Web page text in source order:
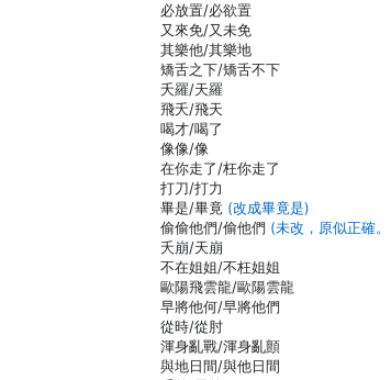
必放置/必欲置
又來免/又未免
其樂他/其樂地
矯舌之下/矯舌不下
夭羅/天羅
飛夭/飛天
喝才/喝了
像像/像
在你走了/枉你走了
打刀/打力
畢是/畢竟 (改成畢竟是)
偷偷他們/偷他們 (未改，原似正確
夭崩/天崩
不在姐姐/不枉姐姐
歐陽飛雲龍/歐陽雲龍
早將他何/早將他們
從時/從肘
渾身亂戰/渾身亂顫
與地日間/與他日間